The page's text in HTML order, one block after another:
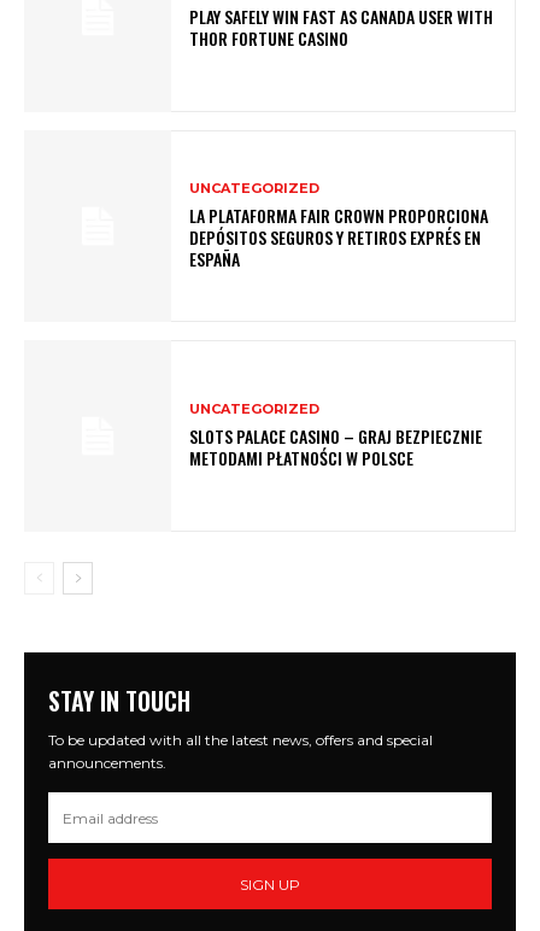
PLAY SAFELY WIN FAST AS CANADA USER WITH
THOR FORTUNE CASINO
UNCATEGORIZED
LA PLATAFORMA FAIR CROWN PROPORCIONA
DEPÓSITOS SEGUROS Y RETIROS EXPRÉS EN
ESPAÑA
UNCATEGORIZED
SLOTS PALACE CASINO – GRAJ BEZPIECZNIE
METODAMI PŁATNOŚCI W POLSCE
STAY IN TOUCH
To be updated with all the latest news, offers and special
announcements.
SIGN UP